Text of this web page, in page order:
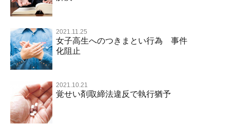
著作権法違反・商標法違反
放火・失火
名誉棄損罪・侮辱
2021.11.25
女子高生へのつきまとい行為 事件
化阻止
2021.10.21
覚せい剤取締法違反で執行猶予